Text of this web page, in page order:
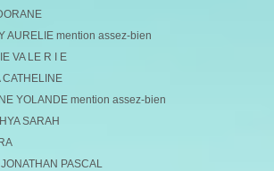
AURELIE mention assez-bien
VA LE R I E
YOLANDE mention assez-bien
SARAH
PASCAL